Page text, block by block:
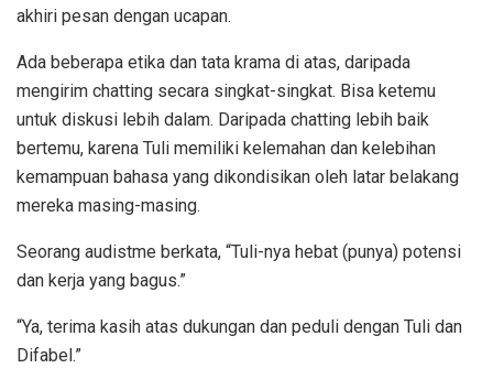
akhiri pesan dengan ucapan.
Ada beberapa etika dan tata krama di atas, daripada
mengirim chatting secara singkat-singkat. Bisa ketemu
untuk diskusi lebih dalam. Daripada chatting lebih baik
bertemu, karena Tuli memiliki kelemahan dan kelebihan
kemampuan bahasa yang dikondisikan oleh latar belakang
mereka masing-masing.
Seorang audistme berkata, “Tuli-nya hebat (punya) potensi
dan kerja yang bagus.”
“Ya, terima kasih atas dukungan dan peduli dengan Tuli dan
Difabel.”